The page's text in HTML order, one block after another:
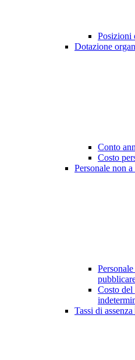
Posizioni
Dotazione
Conto
Costo
Personale non
Costo del
Tassi di assenza